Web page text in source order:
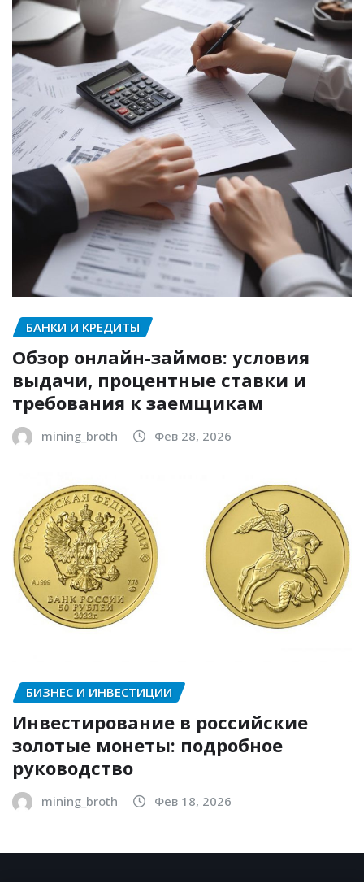
БАНКИ И КРЕДИТЫ
Обзор онлайн-займов: условия
выдачи, процентные ставки и
требования к заемщикам
mining_broth Фев 28, 2026
БИЗНЕС И ИНВЕСТИЦИИ
Инвестирование в российские
золотые монеты: подробное
руководство
mining_broth Фев 18, 2026